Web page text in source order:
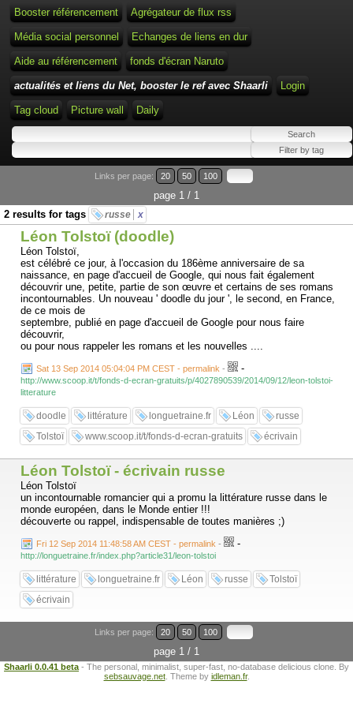
Booster référencement Agrégateur de flux rss
Média social personnel Echanges de liens en dur
Aide au référencement fonds d'écran Naruto
actualités et liens du Net, booster le ref avec Shaarli Login
Tag cloud Picture wall Daily
Links per page: 20 50 100
page 1 / 1
2 results for tags
russe x
Léon Tolstoï (doodle)
Léon Tolstoï,
est célébré ce jour, à l'occasion du 186ème anniversaire de sa
naissance, en page d'accueil de Google, qui nous fait également
découvrir une, petite, partie de son œuvre et certains de ses romans
incontournables. Un nouveau ' doodle du jour ', le second, en France,
de ce mois de
septembre, publié en page d'accueil de Google pour nous faire
découvrir,
ou pour nous rappeler les romans et les nouvelles ....
Sat 13 Sep 2014 05:04:04 PM CEST - permalink - -
http://www.scoop.it/t/fonds-d-ecran-gratuits/p/4027890539/2014/09/12/leon-tolstoi-
litterature
doodle littérature longuetraine.fr Léon
russe
Tolstoï
www.scoop.it/t/fonds-d-ecran-gratuits écrivain
Léon Tolstoï - écrivain russe
Léon Tolstoï
un incontournable romancier qui a promu la littérature russe dans le
monde européen, dans le Monde entier !!!
découverte ou rappel, indispensable de toutes manières ;)
Fri 12 Sep 2014 11:48:58 AM CEST - permalink - -
http://longuetraine.fr/index.php?article31/leon-tolstoi
littérature longuetraine.fr Léon russe
Tolstoï
écrivain
Links per page: 20 50 100
page 1 / 1
Shaarli 0.0.41 beta - The personal, minimalist, super-fast, no-database delicious clone. By
sebsauvage.net. Theme by idleman.fr.